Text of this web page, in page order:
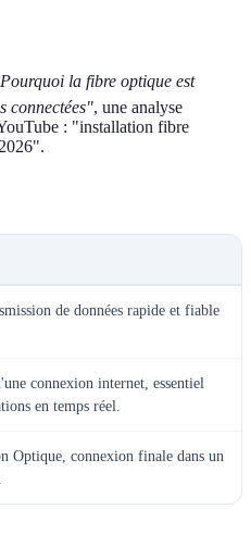
la fibre optique est
connectées", une analyse
: "installation fibre
de données rapide et fiable
connexion internet, essentiel
en temps réel.
Optique, connexion finale dans un